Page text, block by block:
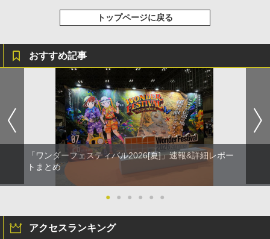
トップページに戻る
おすすめ記事
「ワンダーフェスティバル2026[夏]」速報&詳細レポー
トまとめ
● ● ● ● ● ●
アクセスランキング